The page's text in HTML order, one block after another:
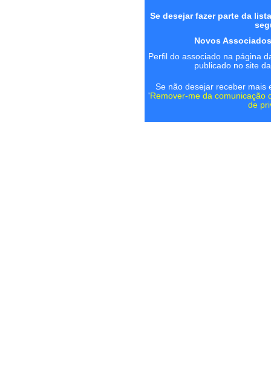
Se desejar fazer parte da
Novos
Perfil do associado na página
publicado no site
Se não desejar receber mais
' Remover-me da comunicação
de